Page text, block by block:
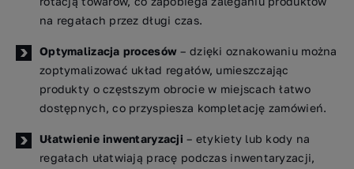
na regałach przez długi czas.
Optymalizacja procesów – dzięki oznakowaniu można
zoptymalizować układ regałów, umieszczając
produkty o częstszym obrocie w miejscach łatwo
dostępnych, co przyspiesza kompletację zamówień.
Ułatwienie inwentaryzacji – etykiety lub kody na
regałach ułatwiają pracę podczas inwentaryzacji,